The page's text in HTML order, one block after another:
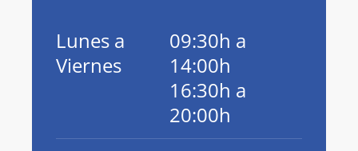
Lunes a
Viernes
09:30h a
14:00h
16:30h a
20:00h